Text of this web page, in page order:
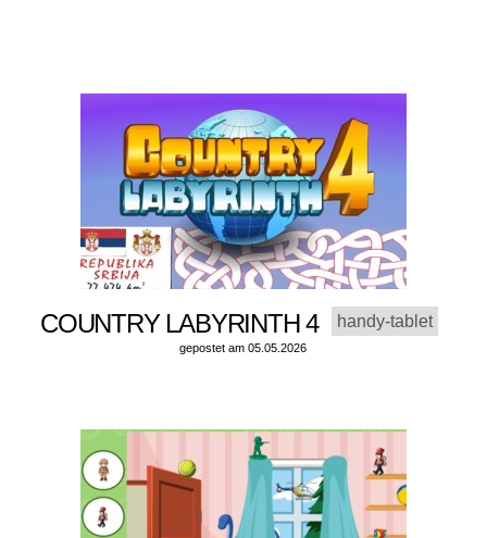
COUNTRY LABYRINTH 4 handy-tablet
gepostet am 05.05.2026